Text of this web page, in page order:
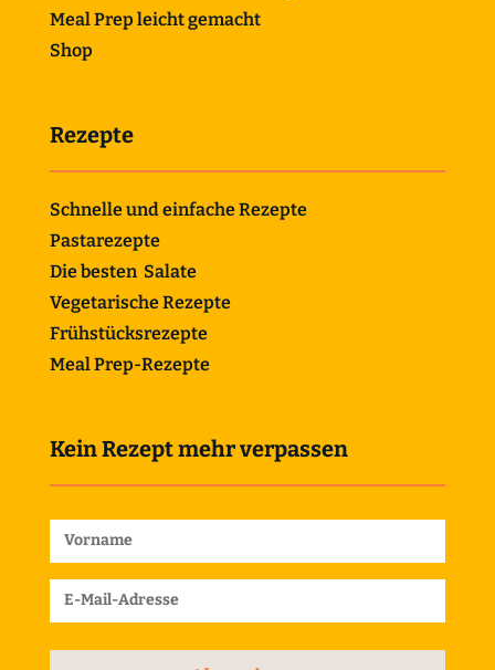
Meal Prep leicht gemacht
Shop
Rezepte
Schnelle und einfache Rezepte
Pastarezepte
Die besten Salate
Vegetarische Rezepte
Frühstücksrezepte
Meal Prep-Rezepte
Kein Rezept mehr verpassen